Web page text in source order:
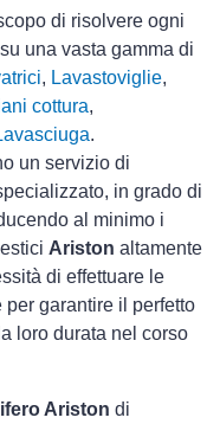
di risolvere ogni
una vasta gamma di
, Lavastoviglie,
cottura,
.
un servizio di
in grado di
al minimo i
Ariston altamente
di effettuare le
garantire il perfetto
loro durata nel corso
Ariston di